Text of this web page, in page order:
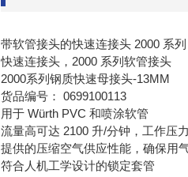
带软管接头的快速连接头 2000 系列
快速连接头，2000 系列软管接头
2000系列钢质快速母接头-13MM
货品编号： 0699100113
用于 Würth PVC 和喷涂软管
流量高可达 2100 升/分钟，工作压力
提供的压缩空气供应性能，确保用
符合人机工学设计的锁定套管